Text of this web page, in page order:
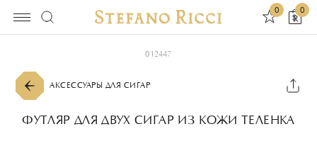
0 0
012447
АКСЕССУАРЫ ДЛЯ СИГАР
ФУТЛЯР ДЛЯ ДВУХ СИГАР ИЗ КОЖИ ТЕЛЕНКА